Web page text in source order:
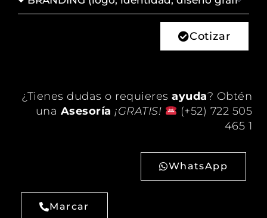
de
Cotizar
¿Tienes dudas o requieres ayuda? Obtén
una Asesoría ¡GRATIS!
(+52) 722 505
465 1
WhatsApp
Marcar